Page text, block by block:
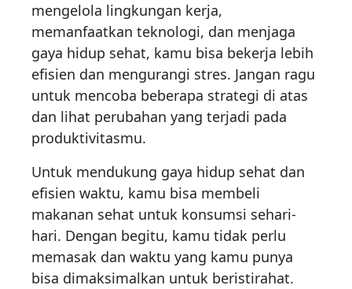
mengelola lingkungan kerja,
memanfaatkan teknologi, dan menjaga
gaya hidup sehat, kamu bisa bekerja lebih
efisien dan mengurangi stres. Jangan ragu
untuk mencoba beberapa strategi di atas
dan lihat perubahan yang terjadi pada
produktivitasmu.
Untuk mendukung gaya hidup sehat dan
efisien waktu, kamu bisa membeli
makanan sehat untuk konsumsi sehari-
hari. Dengan begitu, kamu tidak perlu
memasak dan waktu yang kamu punya
bisa dimaksimalkan untuk beristirahat.